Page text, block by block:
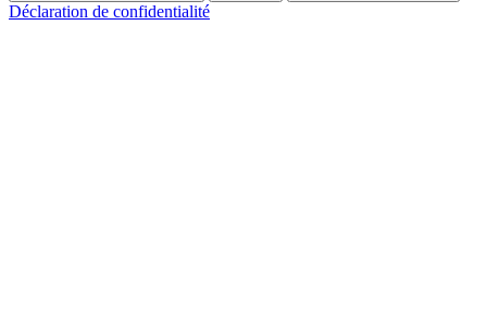
Déclaration de confidentialité